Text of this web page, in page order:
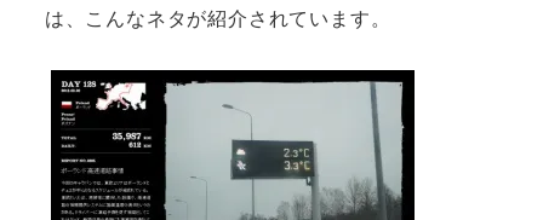
は、こんなネタが紹介されています。